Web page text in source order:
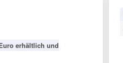
erhältlich und